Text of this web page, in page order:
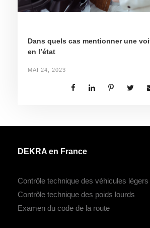
Dans quels cas mentionner une
en l’état
MAI 24, 2023
DEKRA en France
Contrôle technique des véhicules légers
Contrôle technique des poids lourds
Examen du code de la route